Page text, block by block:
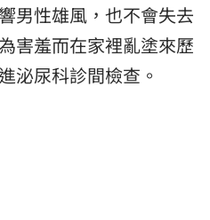
男性雄風，也不會失去
害羞而在家裡亂塗來歷
泌尿科診間檢查。